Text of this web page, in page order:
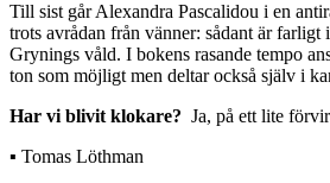
Till sist går Alexandra Pascalidou i en
trots avrådan från vänner: sådant är farligt
Grynings våld. I bokens rasande tempo
ton som möjligt men deltar också själv i
Har vi blivit klokare? Ja, på ett lite
▪ Tomas Löthman